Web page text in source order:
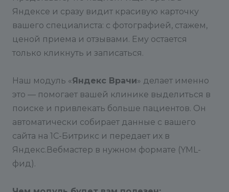
из сущностей (клиники, врачи и т.д.).
Шаг 2: Сопоставление свойств
После того как вы выбрали инфоблоки,
каждой сущности (клиника, врач, услуга, отзыв,
предложение) появится блок с настройками.
В левой части вы увидите название поля в фиде
Яндекса (например, «Название клиники», «ФИО
врача», «Стоимость приема»). В правой части —
выпадающий список со свойствами
Яндексе и сразу видит красивую карточку
вашего специалиста: с фотографией, стажем,
ценой приема и отзывами. Ему остается
только кликнуть и записаться.
Наш модуль «Яндекс Врачи» делает именно
это — помогает вашей клинике выделиться в
поиске и привлекать больше пациентов. Он
автоматически собирает данные с вашего
сайта на 1С-Битрикс и передает их в
Яндекс.Вебмастер в нужном формате (YML-
фид).